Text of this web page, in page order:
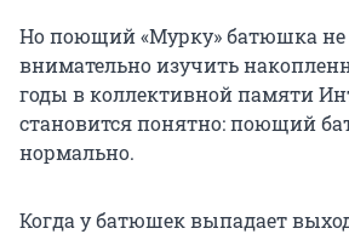
Но поющий «Мурку» батюшка не
внимательно изучить
годы в коллективной памяти
становится понятно: поющий
нормально.
Когда у батюшек выпадает